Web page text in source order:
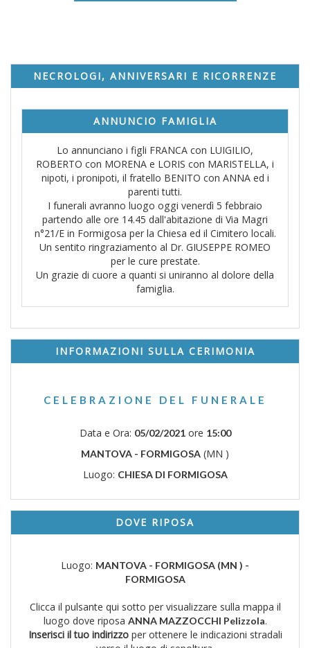
NECROLOGI, ANNIVERSARI E RICORRENZE
ANNUNCIO FAMIGLIA
Lo annunciano i figli FRANCA con LUIGILIO,
ROBERTO con MORENA e LORIS con MARISTELLA, i
nipoti, i pronipoti, il fratello BENITO con ANNA ed i
parenti tutti.
I funerali avranno luogo oggi venerdì 5 febbraio
partendo alle ore 14.45 dall'abitazione di Via Magri
n°21/E in Formigosa per la Chiesa ed il Cimitero locali.
Un sentito ringraziamento al Dr. GIUSEPPE ROMEO
per le cure prestate.
Un grazie di cuore a quanti si uniranno al dolore della
famiglia.
INFORMAZIONI SULLA CERIMONIA
CELEBRAZIONE DEL FUNERALE
Data e Ora: 05/02/2021ore 15:00
MANTOVA - FORMIGOSA (MN )
Luogo: CHIESA DI FORMIGOSA
DOVE RIPOSA
Luogo: MANTOVA - FORMIGOSA (MN ) -
FORMIGOSA
Clicca il pulsante qui sotto per visualizzare sulla mappa il
luogo dove riposa ANNA MAZZOCCHI Pelizzola.
Inserisci il tuo indirizzoper ottenere le indicazioni stradali